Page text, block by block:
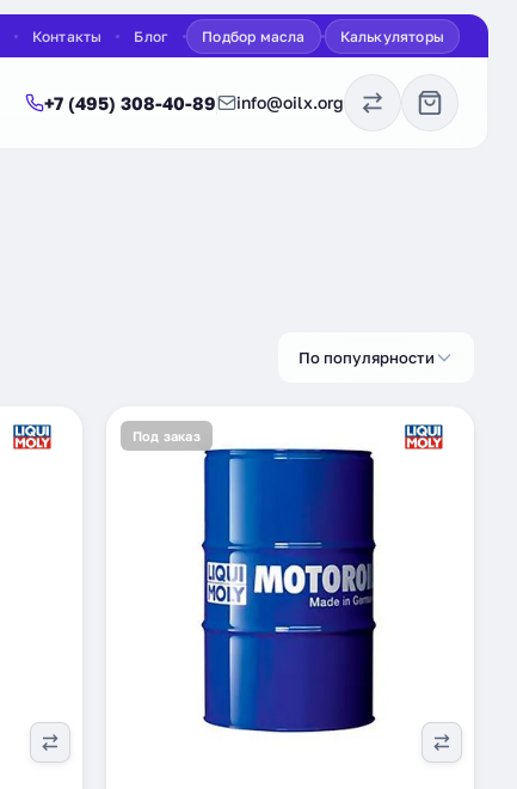
Контакты Блог Подбор масла Калькуляторы
+7 (495) 308-40-89 info@oilx.org
По популярности
Под заказ